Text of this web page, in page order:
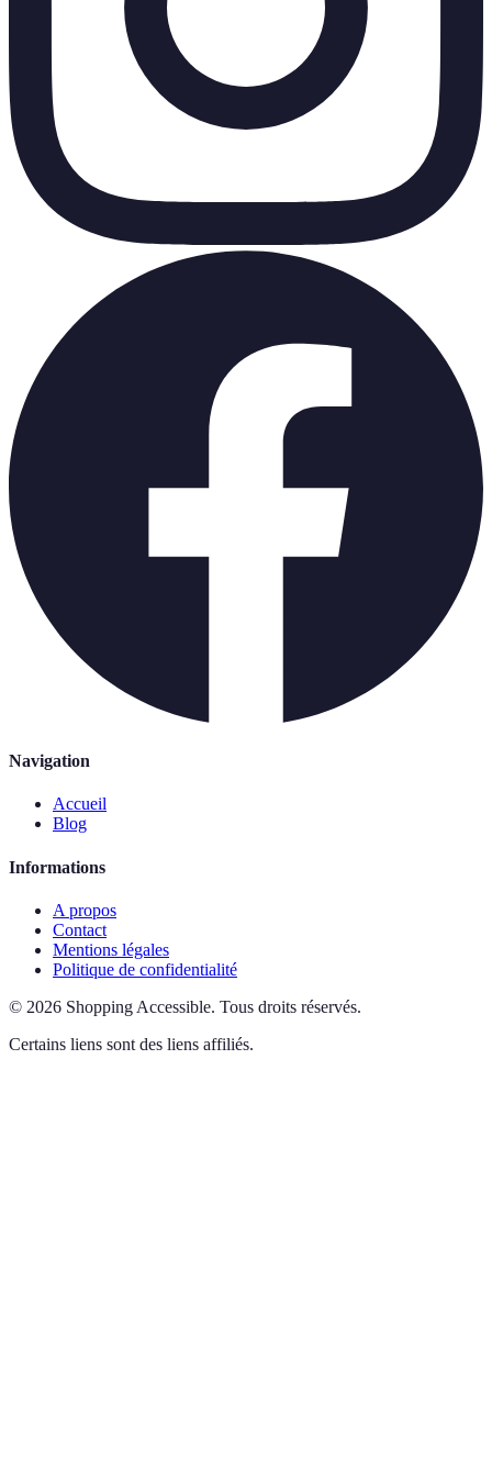
Navigation
Accueil
Blog
Informations
A propos
Contact
Mentions légales
Politique de confidentialité
© 2026 Shopping Accessible. Tous droits réservés.
Certains liens sont des liens affiliés.